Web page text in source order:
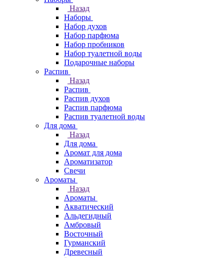
Назад
Наборы
Набор духов
Набор парфюма
Набор пробников
Набор туалетной воды
Подарочные наборы
Распив
Назад
Распив
Распив духов
Распив парфюма
Распив туалетной воды
Для дома
Назад
Для дома
Аромат для дома
Ароматизатор
Свечи
Ароматы
Назад
Ароматы
Акватический
Альдегидный
Амбровый
Восточный
Гурманский
Древесный